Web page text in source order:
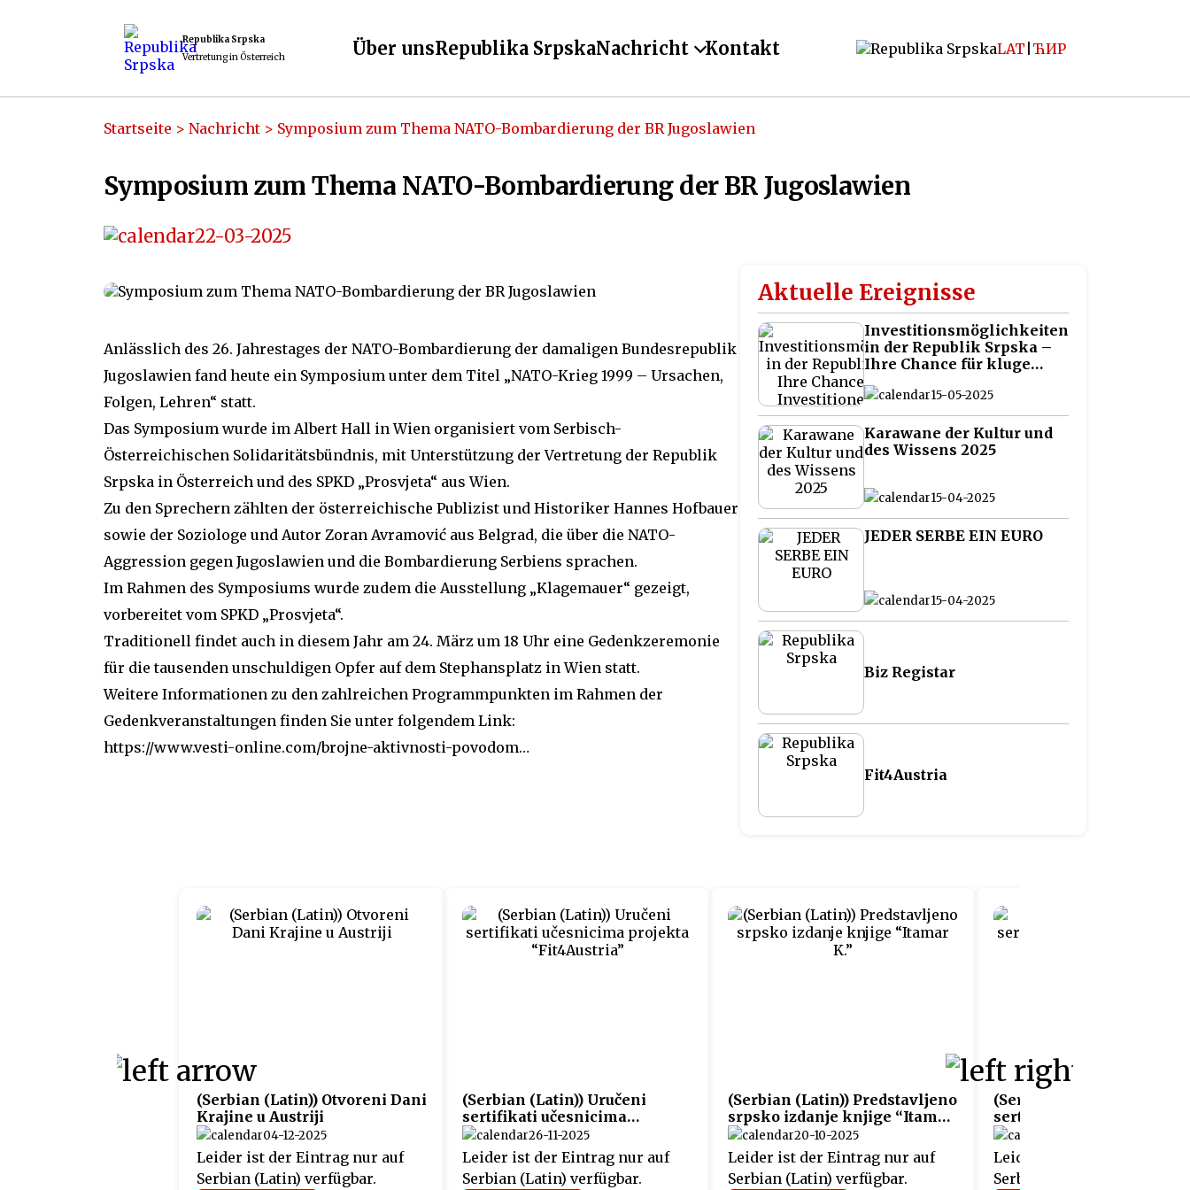
Republika Srpska
Vertretung in Österreich
Über unsRepublika SrpskaNachricht Kontakt LAT ЋИР
Startseite > Nachricht > Symposium zum Thema NATO-Bombardierung der BR Jugoslawien
Symposium zum Thema NATO-Bombardierung der BR Jugoslawien
22-03-2025
Anlässlich des 26. Jahrestages der NATO-Bombardierung der damaligen Bundesrepublik
Jugoslawien fand heute ein Symposium unter dem Titel „NATO-Krieg 1999 – Ursachen,
Folgen, Lehren“ statt.
Das Symposium wurde im Albert Hall in Wien organisiert vom Serbisch-
Österreichischen Solidaritätsbündnis, mit Unterstützung der Vertretung der Republik
Srpska in Österreich und des SPKD „Prosvjeta“ aus Wien.
Zu den Sprechern zählten der österreichische Publizist und Historiker Hannes Hofbauer
sowie der Soziologe und Autor Zoran Avramović aus Belgrad, die über die NATO-
Aggression gegen Jugoslawien und die Bombardierung Serbiens sprachen.
Im Rahmen des Symposiums wurde zudem die Ausstellung „Klagemauer“ gezeigt,
vorbereitet vom SPKD „Prosvjeta“.
Traditionell findet auch in diesem Jahr am 24. März um 18 Uhr eine Gedenkzeremonie
für die tausenden unschuldigen Opfer auf dem Stephansplatz in Wien statt.
Weitere Informationen zu den zahlreichen Programmpunkten im Rahmen der
Gedenkveranstaltungen finden Sie unter folgendem Link:
https://www.vesti-online.com/brojne-aktivnosti-povodom…
Aktuelle Ereignisse
Investitionsmöglichkeiten
in der Republik Srpska –
Ihre Chance für kluge
Investitionen auf dem
Balkan
15-05-2025
Karawane der Kultur und
des Wissens 2025
15-04-2025
JEDER SERBE EIN EURO
15-04-2025
Biz Registar
Fit4Austria
(Serbian (Latin)) Otvoreni Dani
Krajine u Austriji
04-12-2025
Leider ist der Eintrag nur auf
Serbian (Latin) verfügbar.
(Serbian (Latin)) Uručeni
sertifikati učesnicima
projekta “Fit4Austria”
26-11-2025
Leider ist der Eintrag nur auf
Serbian (Latin) verfügbar.
(Serbian (Latin)) Predstavljeno
srpsko izdanje knjige “Itamar
K.”
20-10-2025
Leider ist der Eintrag nur auf
Serbian (Latin) verfügbar.
(Serbian (Latin)) Uručeni
sertifikati učesnicima
projekta „Fit4Austria“
Leider ist der Eintrag nur
Serbian (Latin) verfügbar.